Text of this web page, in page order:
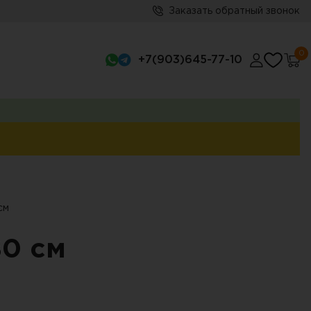
Заказать обратный звонок
+7(903)645-77-10
0
см